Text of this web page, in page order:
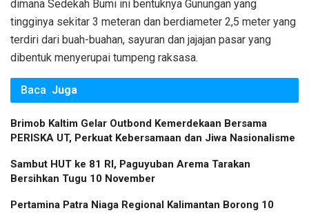
dimana Sedekah Bumi ini bentuknya Gunungan yang
tingginya sekitar 3 meteran dan berdiameter 2,5 meter yang
terdiri dari buah-buahan, sayuran dan jajajan pasar yang
dibentuk menyerupai tumpeng raksasa.
Baca Juga
Brimob Kaltim Gelar Outbond Kemerdekaan Bersama
PERISKA UT, Perkuat Kebersamaan dan Jiwa Nasionalisme
Sambut HUT ke 81 RI, Paguyuban Arema Tarakan
Bersihkan Tugu 10 November
Pertamina Patra Niaga Regional Kalimantan Borong 10